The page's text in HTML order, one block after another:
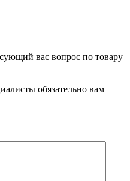
вас вопрос по товару
обязательно вам